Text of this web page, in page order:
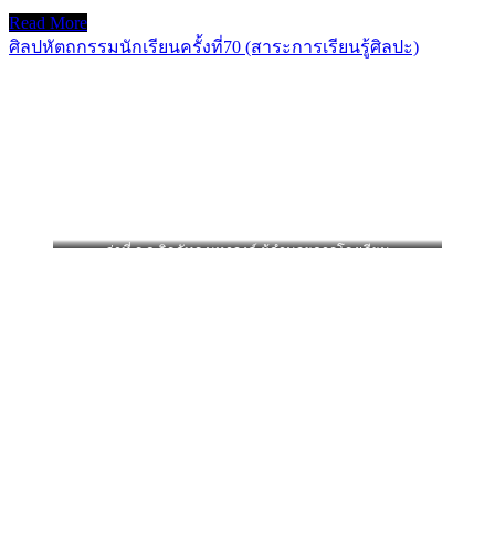
Read More
ศิลปหัตถกรรมนักเรียนครั้งที่70 (สาระการเรียนรู้ศิลปะ)
ว่าที่ ร.อ.จิรภัทร มหาวงค์ ผู้อำนวยการโรงเรียน